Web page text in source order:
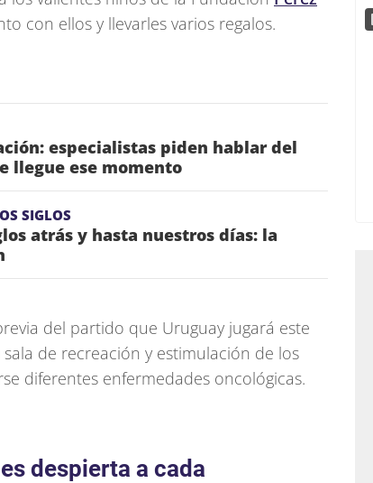
con ellos y llevarles varios regalos.
especialistas piden hablar del
llegue ese momento
SIGLOS
atrás y hasta nuestros días: la
del partido que Uruguay jugará este
de recreación y estimulación de los
diferentes enfermedades oncológicas.
despierta a cada